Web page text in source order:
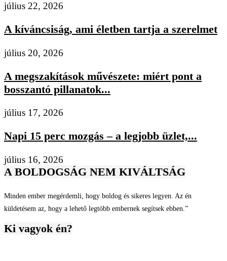
július 22, 2026
A kíváncsiság, ami életben tartja a szerelmet
július 20, 2026
A megszakítások művészete: miért pont a
bosszantó pillanatok...
július 17, 2026
Napi 15 perc mozgás – a legjobb üzlet,...
július 16, 2026
A BOLDOGSÁG NEM KIVÁLTSÁG
Minden ember megérdemli, hogy boldog és sikeres legyen. Az én
küldetésem az, hogy a lehető legtöbb embernek segítsek ebben.”
Ki vagyok én?